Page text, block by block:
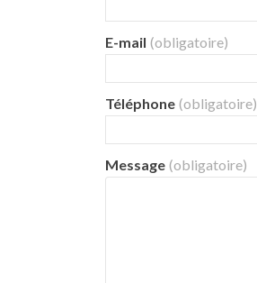
E-mail (obligatoire)
Téléphone (obligatoire)
Message (obligatoire)